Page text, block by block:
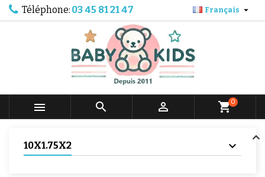
Téléphone: 03 45 81 21 47 Français 
   shopping_cart0
10X1.75X2